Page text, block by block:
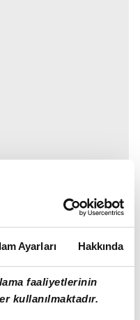
Ayarları Hakkında
faaliyetlerinin
kullanılmaktadır.